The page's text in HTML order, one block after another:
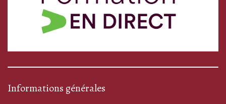
Informations générales